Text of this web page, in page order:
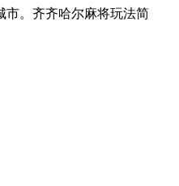
市。齐齐哈尔麻将玩法简